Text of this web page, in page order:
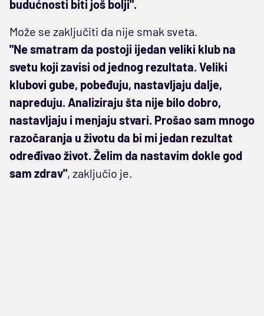
budućnosti biti još bolji".
Može se zaključiti da nije smak sveta.
"Ne smatram da postoji ijedan veliki klub na
svetu koji zavisi od jednog rezultata. Veliki
klubovi gube, pobeđuju, nastavljaju dalje,
napreduju. Analiziraju šta nije bilo dobro,
nastavljaju i menjaju stvari. Prošao sam mnogo
razočaranja u životu da bi mi jedan rezultat
određivao život. Želim da nastavim dokle god
sam zdrav", zaključio je.